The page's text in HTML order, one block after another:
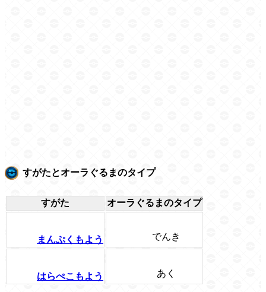
すがたとオーラぐるまのタイプ
すがた オーラぐるまのタイプ
まんぷくもよう でんき
はらぺこもよう あく